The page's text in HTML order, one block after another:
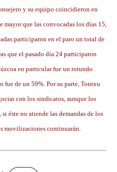
y su equipo coincidieron en
que las convocadas los días 15,
participaron en el paro un total de
que el pasado día 24 participaron
en particular fue un rotundo
de un 59%. Por su parte, Tontxu
con los sindicatos, aunque los
éste no atiende las demandas de los
movilizaciones continuarán.